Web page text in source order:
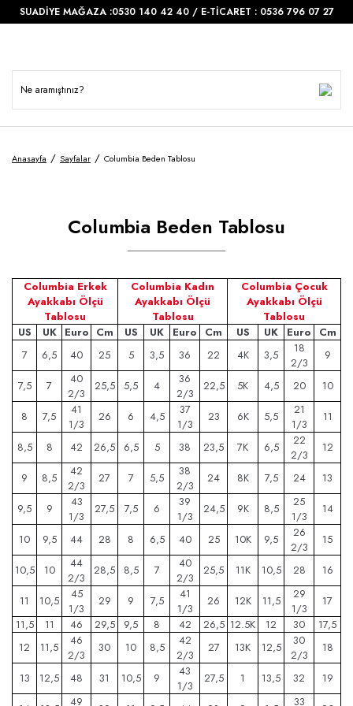
SUADİYE MAĞAZA :0530 140 42 40 / E-TİCARET : 0536 796 07 27
Anasayfa Sayfalar Columbia Beden Tablosu
Columbia Beden Tablosu
Columbia Erkek
Ayakkabı Ölçü
Tablosu
Columbia Kadın
Ayakkabı Ölçü
Tablosu
Columbia Çocuk
Ayakkabı Ölçü
Tablosu
US
UK Euro Cm US UK Euro Cm US UK Euro
Cm
7
6,5 40 25 5 3,5 36 22 4K 3,5
18
2/3
9
7,5 7
40
2/3
25,5 5,5 4
36
2/3
22,5 5K 4,5 20 10
8 7,5
41
1/3
26 6 4,5
37
1/3
23 6K 5,5
21
1/3
11
8,5 8 42 26,5 6,5 5 38 23,5 7K 6,5
22
2/3
12
9 8,5
42
2/3
27 7 5,5
38
2/3
24 8K 7,5 24 13
9,5 9
43
1/3
27,5 7,5 6
39
1/3
24,5 9K 8,5
25
1/3
14
10 9,5 44 28 8 6,5 40 25 10K 9,5
26
2/3
15
10,5 10
44
2/3
28,5 8,5 7
40
2/3
25,5 11K 10,5 28 16
11 10,5
45
1/3
29 9 7,5
41
1/3
26 12K 11,5
29
1/3
17
11,5
11 46 29,5 9,5 8 42 26,5 12.5K 12 30
17,5
12
11,5
46
2/3
30 10 8,5
42
2/3
27 13K 12,5
30
2/3
18
13 12,5 48 31 10,5 9
43
1/3
27,5 1 13,5 32 19
49
33